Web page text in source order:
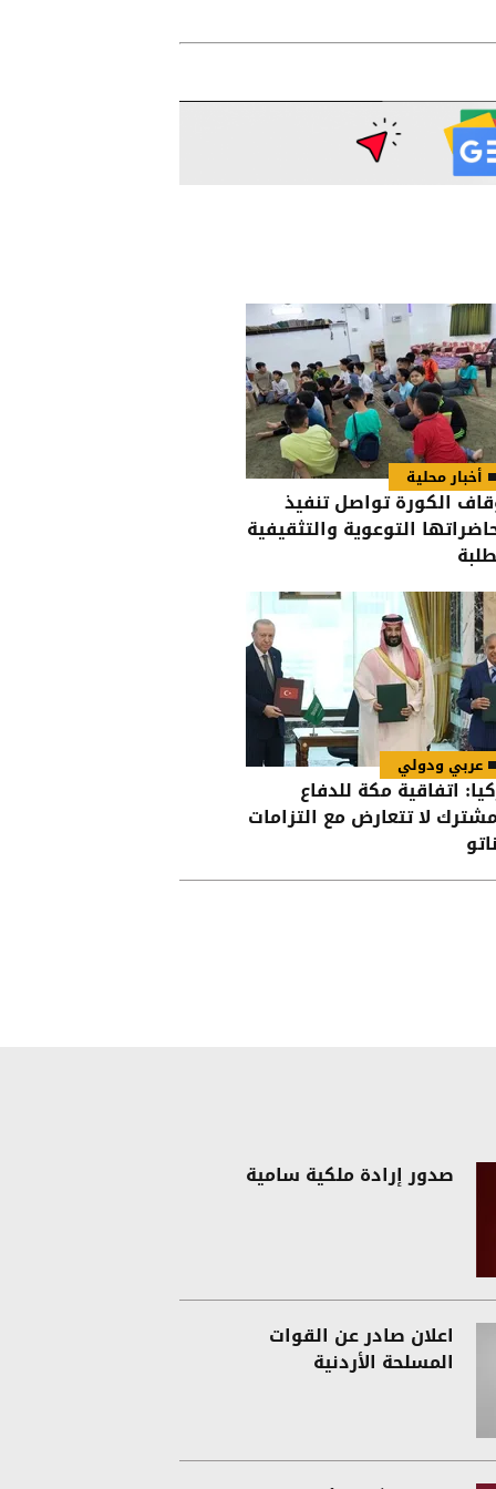
أخبار محلية
الكورة تواصل تنفيذ
التوعوية والتثقيفية
عربي ودولي
اتفاقية مكة للدفاع
لا تتعارض مع التزامات
صدور إرادة ملكية سامية
اعلان صادر عن القوات
المسلحة الأردنية